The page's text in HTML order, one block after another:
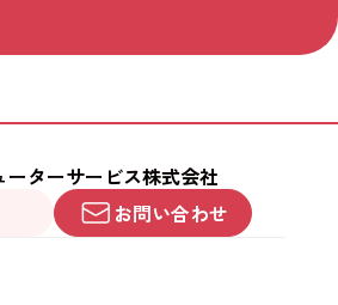
ーターサービス株式会社
お問い合わせ